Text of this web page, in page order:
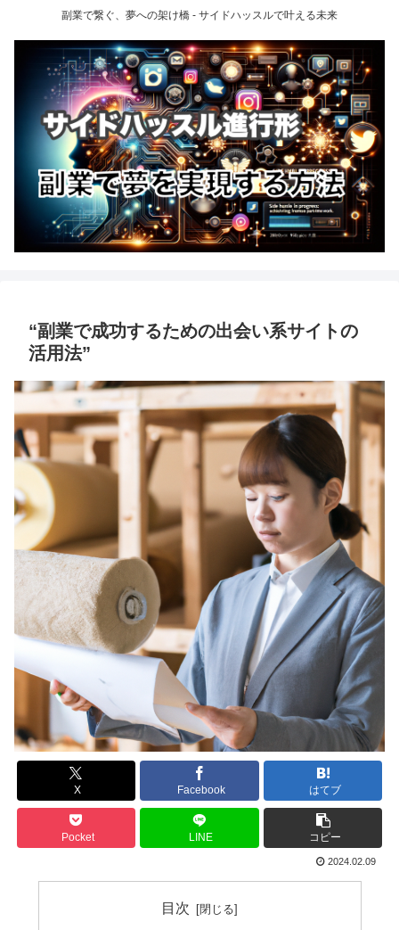
副業で繋ぐ、夢への架け橋 - サイドハッスルで叶える未来
“副業で成功するための出会い系サイトの
活用法”
X Facebook はてブ
Pocket LINE コピー
2024.02.09
目次